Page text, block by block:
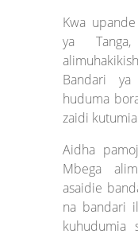
Kwa
ya
Bandari
huduma
zaidi
Aidha
Mbega
asaidie
na bandari
kuhudumia